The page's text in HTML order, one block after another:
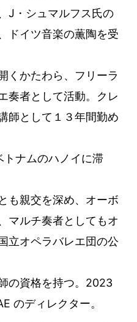
J・シュマルフス氏の
ドイツ音楽の薫陶を受
くかたわら、フリーラ
奏者として活動。クレ
師として１３年間勤め
ナムのハノイに滞
も親交を深め、オーボ
マルチ奏者としてもオ
立オペラバレエ団の公
の資格を持つ。2023
のディレクター。